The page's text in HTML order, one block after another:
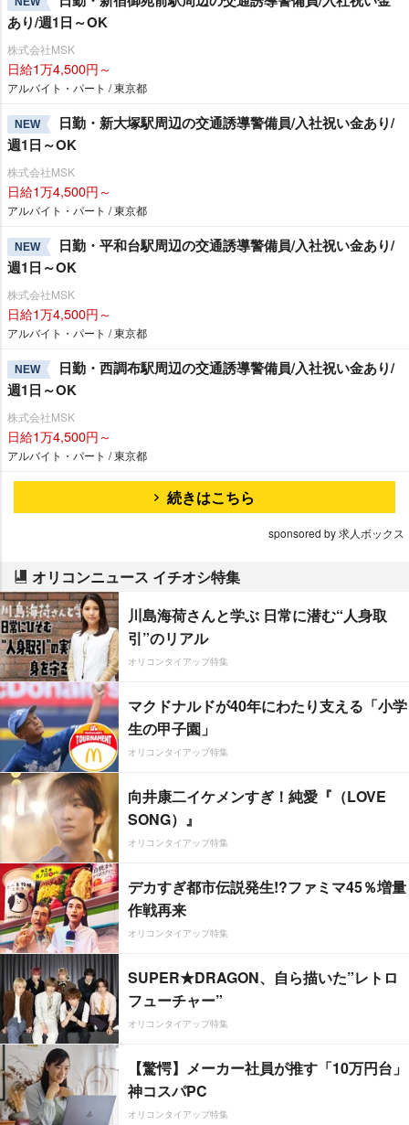
あり/週1日～OK
株式会社MSK
日給1万4,500円～
アルバイト・パート / 東京都
NEW
日勤・新大塚駅周辺の交通誘導警備員/入社祝い金あり/
週1日～OK
株式会社MSK
日給1万4,500円～
アルバイト・パート / 東京都
NEW
日勤・平和台駅周辺の交通誘導警備員/入社祝い金あり/
週1日～OK
株式会社MSK
日給1万4,500円～
アルバイト・パート / 東京都
NEW
日勤・西調布駅周辺の交通誘導警備員/入社祝い金あり/
週1日～OK
株式会社MSK
日給1万4,500円～
アルバイト・パート / 東京都
続きはこちら
sponsored by 求人ボックス
オリコンニュース イチオシ特集
川島海荷さんと学ぶ 日常に潜む“人身取
引”のリアル
オリコンタイアップ特集
マクドナルドが40年にわたり支える「小学
生の甲子園」
オリコンタイアップ特集
向井康二イケメンすぎ！純愛『（LOVE
SONG）』
オリコンタイアップ特集
デカすぎ都市伝説発生!?ファミマ45％増量
作戦再来
オリコンタイアップ特集
SUPER★DRAGON、自ら描いた”レトロ
フューチャー”
オリコンタイアップ特集
【驚愕】メーカー社員が推す「10万円台」
神コスパPC
オリコンタイアップ特集